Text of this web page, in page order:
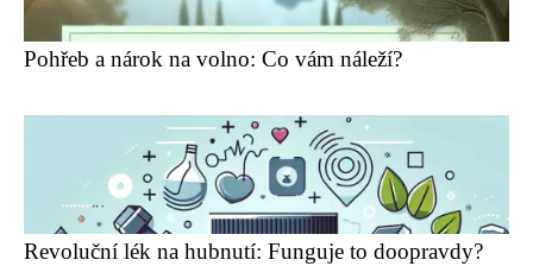
Pohřeb a nárok na volno: Co vám náleží?
Revoluční lék na hubnutí: Funguje to doopravdy?